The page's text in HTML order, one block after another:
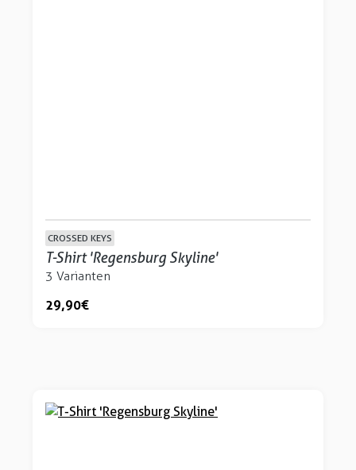
CROSSED KEYS
T-Shirt 'Regensburg Skyline'
3 Varianten
29,90 €